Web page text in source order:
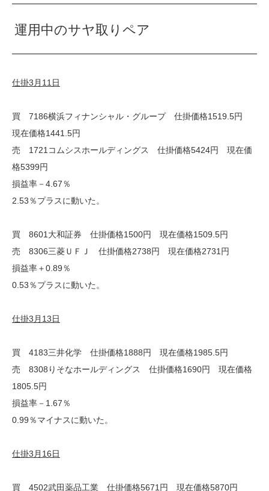
運用中のサヤ取りペア
仕掛3月11日
買 7186横浜フィナンシャル・グループ 仕掛価格1519.5円
現在価格1441.5円
売 1721コムシスホールディングス 仕掛価格5424円 現在価
格5399円
損益率－4.67％
2.53％プラスに動いた。
買 8601大和証券 仕掛価格1500円 現在価格1509.5円
売 8306三菱ＵＦＪ 仕掛価格2738円 現在価格2731円
損益率＋0.89％
0.53％プラスに動いた。
仕掛3月13日
買 4183三井化学 仕掛価格1888円 現在価格1985.5円
売 8308りそなホールディングス 仕掛価格1690円 現在価格
1805.5円
損益率－1.67％
0.99％マイナスに動いた。
仕掛3月16日
買 4502武田薬品工業 仕掛価格5671円 現在価格5870円